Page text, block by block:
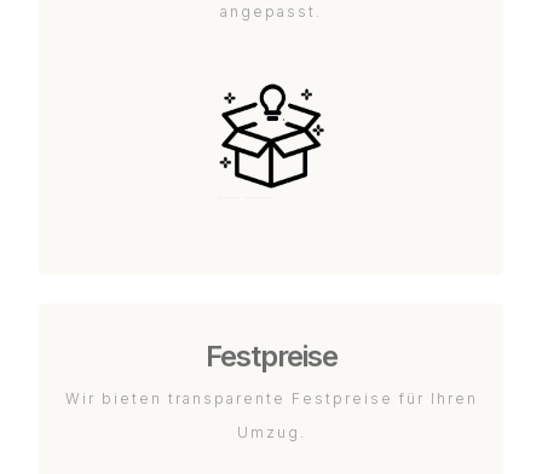
angepasst.
Festpreise
Wir bieten transparente Festpreise für Ihren
Umzug.